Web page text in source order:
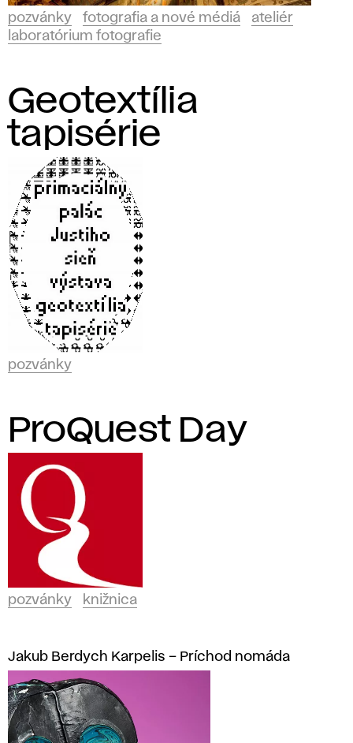
pozvánky fotografia a nové médiá
ateliér
laboratórium fotografie
Geotextília
tapisérie
pozvánky
ProQuest Day
pozvánky knižnica
Jakub Berdych Karpelis – Príchod nomáda